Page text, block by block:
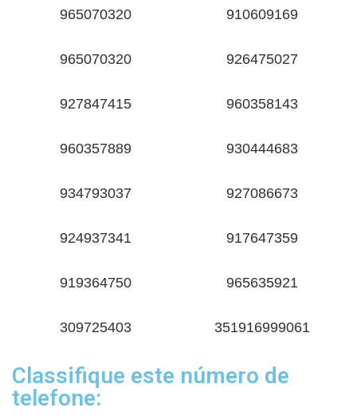
965070320 910609169
965070320 926475027
927847415 960358143
960357889 930444683
934793037 927086673
924937341 917647359
919364750 965635921
309725403 351916999061
Classifique este número de
telefone: